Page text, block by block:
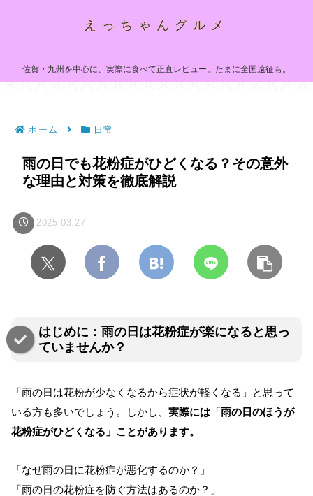
えっちゃんグルメ
佐賀・九州を中心に、実際に食べて正直レビュー。たまに全国遠征も。
ホーム 日常
雨の日でも花粉症がひどくなる？その意外
な理由と対策を徹底解説
2025.03.27
はじめに：雨の日は花粉症が楽になると思っ
ていませんか？
「雨の日は花粉が少なくなるから症状が軽くなる」と思って
いる方も多いでしょう。しかし、 実際には「雨の日のほうが
花粉症がひどくなる」ことがあります。
「なぜ雨の日に花粉症が悪化するのか？」
「雨の日の花粉症を防ぐ方法はあるのか？」